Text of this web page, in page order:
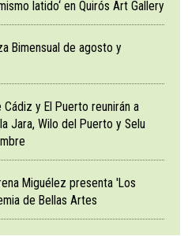
latido‘ en Quirós Art Gallery
Bimensual de agosto y
y El Puerto reunirán a
Jara, Wilo del Puerto y Selu
Miguélez presenta 'Los
de Bellas Artes